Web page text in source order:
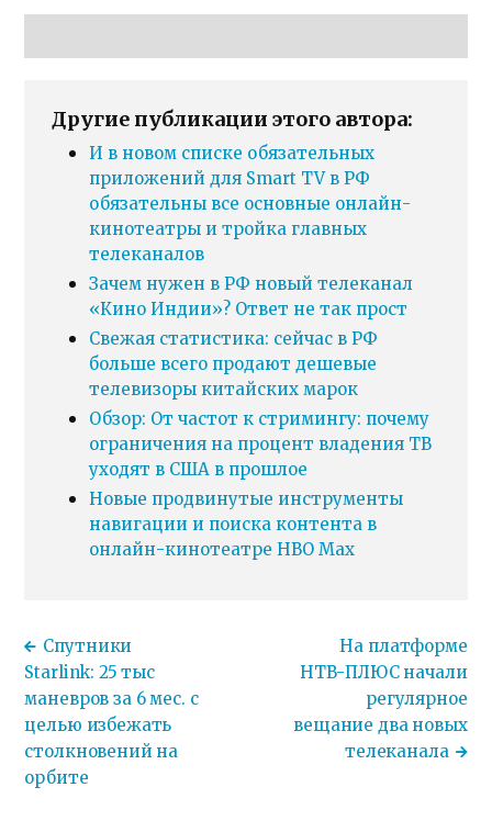
Другие публикации этого автора:
И в новом списке обязательных
приложений для Smart TV в РФ
обязательны все основные онлайн-
кинотеатры и тройка главных
телеканалов
Зачем нужен в РФ новый телеканал
«Кино Индии»? Ответ не так прост
Свежая статистика: сейчас в РФ
больше всего продают дешевые
телевизоры китайских марок
Обзор: От частот к стримингу: почему
ограничения на процент владения ТВ
уходят в США в прошлое
Новые продвинутые инструменты
навигации и поиска контента в
онлайн-кинотеатре HBO Max
Спутники
Starlink: 25 тыс
маневров за 6 мес. с
целью избежать
столкновений на
орбите
На платформе
НТВ-ПЛЮС начали
регулярное
вещание два новых
телеканала